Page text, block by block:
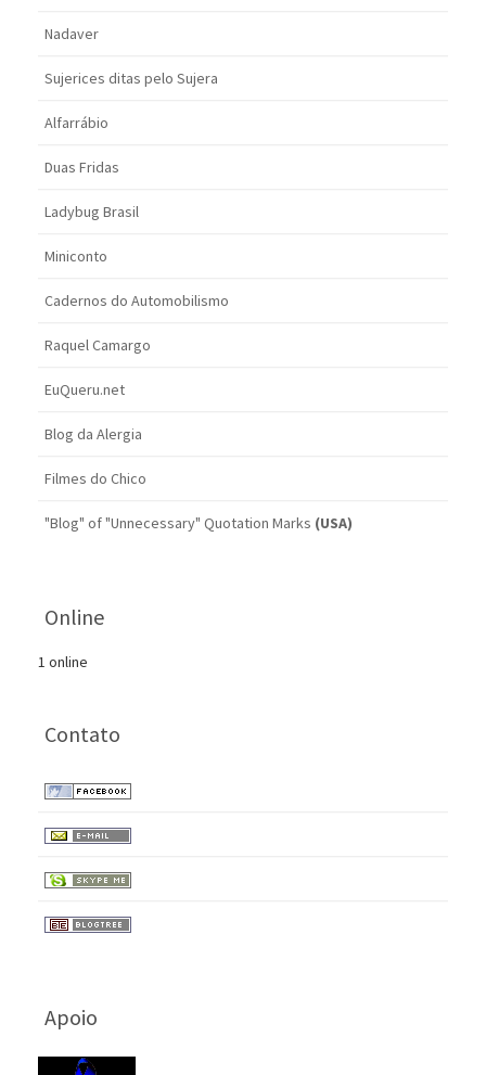
Nadaver
Sujerices ditas pelo Sujera
Alfarrábio
Duas Fridas
Ladybug Brasil
Miniconto
Cadernos do Automobilismo
Raquel Camargo
EuQueru.net
Blog da Alergia
Filmes do Chico
"Blog" of "Unnecessary" Quotation Marks (USA)
Online
1 online
Contato
Apoio